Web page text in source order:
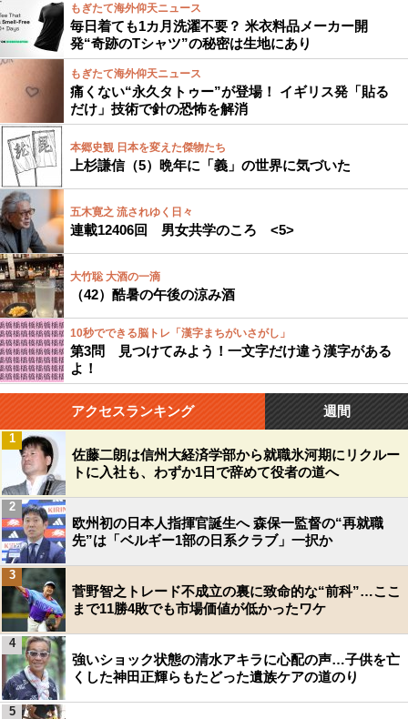
もぎたて海外仰天ニュース
毎日着ても1カ月洗濯不要？ 米衣料品メーカー開
発“奇跡のTシャツ”の秘密は生地にあり
もぎたて海外仰天ニュース
痛くない“永久タトゥー”が登場！ イギリス発「貼る
だけ」技術で針の恐怖を解消
本郷史観 日本を変えた傑物たち
上杉謙信（5）晩年に「義」の世界に気づいた
五木寛之 流されゆく日々
連載12406回 男女共学のころ <5>
大竹聡 大酒の一滴
（42）酷暑の午後の涼み酒
10秒でできる脳トレ「漢字まちがいさがし」
第3問 見つけてみよう！一文字だけ違う漢字がある
よ！
アクセスランキング 週間
佐藤二朗は信州大経済学部から就職氷河期にリクルー
トに入社も、わずか1日で辞めて役者の道へ
1
欧州初の日本人指揮官誕生へ 森保一監督の“再就職
先”は「ベルギー1部の日系クラブ」一択か
2
菅野智之トレード不成立の裏に致命的な“前科”…ここ
まで11勝4敗でも市場価値が低かったワケ
3
強いショック状態の清水アキラに心配の声…子供を亡
くした神田正輝らもたどった遺族ケアの道のり
4
5